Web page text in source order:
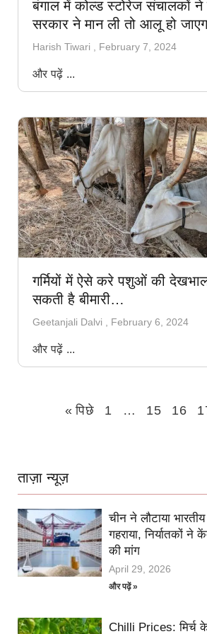
बंगाल में कोल्ड स्टोरेज संचालकों ने
सरकार ने मान ली तो आलू हो
Harish Tiwari February 7, 2024
और पढ़ें ...
गर्मियों में ऐसे करे पशुओं की
सकती है बीमारी…
Geetanjali Dalvi February 6, 2024
और पढ़ें ...
« पिछे 1 … 15 16
ताज़ा न्यूज़
चीन ने लौटाया
गहराया, निर्यातकों ने
की मांग
April 29, 2026
और पढ़ें »
Chilli Prices: मिर्च